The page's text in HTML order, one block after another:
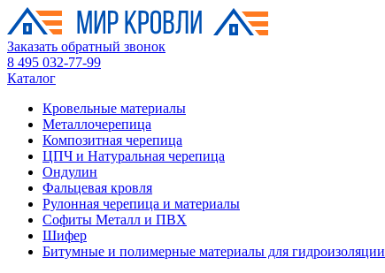
Заказать обратный звонок
8 495 032-77-99
Каталог
Кровельные материалы
Металлочерепица
Композитная черепица
ЦПЧ и Натуральная черепица
Ондулин
Фальцевая кровля
Рулонная черепица и материалы
Софиты Металл и ПВХ
Шифер
Битумные и полимерные материалы для гидроизоляции